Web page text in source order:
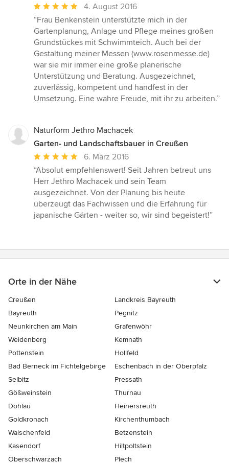
Durchschnittliche
Bewertung:
5
von
5
Sternen
4. August 2016
“Frau Benkenstein unterstützte mich in der
Gartenplanung, Anlage und Pflege meines großen
Grundstückes mit Schwimmteich. Auch bei der
Gestaltung meiner Messen (www.rosenmesse.de)
war sie mir immer eine große planerische
Unterstützung und Beratung. Ausgezeichnet,
zuverlässig, kompetent und handfest in der
Umsetzung. Eine wahre Freude, mit ihr zu arbeiten.”
Naturform Jethro Machacek
Garten- und Landschaftsbauer in Creußen
Durchschnittliche
Bewertung:
5
von
5
Sternen
6. März 2016
“Absolut empfehlenswert! Seit Jahren betreut uns
Herr Jethro Machacek und sein Team
ausgezeichnet. Von der Planung bis heute
überzeugt das Fachwissen und die Erfahrung für
japanische Gärten - weiter so, wir sind begeistert!”
Orte in der Nähe
Creußen
Landkreis Bayreuth
Bayreuth
Pegnitz
Neunkirchen am Main
Grafenwöhr
Weidenberg
Kemnath
Pottenstein
Hollfeld
Bad Berneck im Fichtelgebirge
Eschenbach in der Oberpfalz
Selbitz
Pressath
Gößweinstein
Thurnau
Döhlau
Heinersreuth
Goldkronach
Kirchenthumbach
Waischenfeld
Betzenstein
Kasendorf
Hiltpoltstein
Oberschwarzach
Plech